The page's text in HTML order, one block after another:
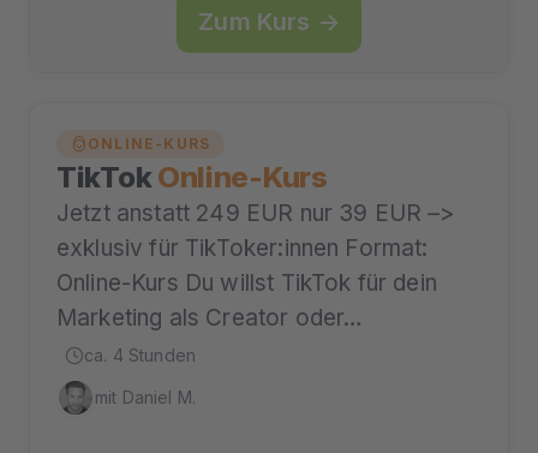
Zum Kurs →
ONLINE-KURS
TikTokOnline-Kurs
Jetzt anstatt 249 EUR nur 39 EUR –>
exklusiv für TikToker:innen Format:
Online-Kurs Du willst TikTok für dein
Marketing als Creator oder…
ca. 4 Stunden
mit Daniel M.